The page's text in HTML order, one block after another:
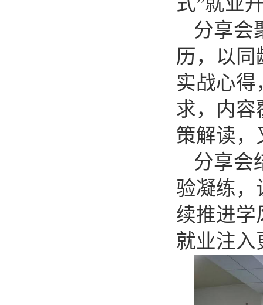
分享会
历，以同
实战心得
求，内容
策解读，
分享会
验凝练，
续推进学
就业注入